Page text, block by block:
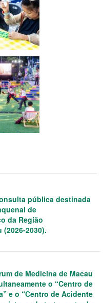
pública destinada
de
da Região
2030).
de Medicina de Macau
o “Centro de
e o “Centro de Acidente